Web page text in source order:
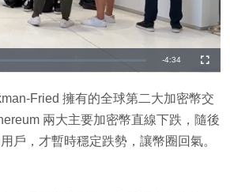
剩
-4:34
全
螢
Fried 擁有的全球第二大加密幣交
兩大主要加密幣直線下跌，隨後
戶，才暫時穩定跌勢，讓幣圈回氣。